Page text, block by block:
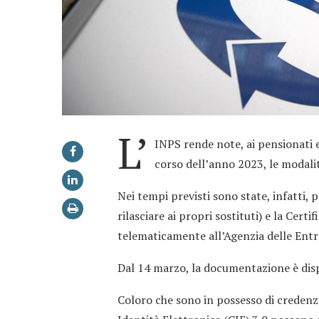
L’ INPS rende note, ai
corso dell’anno 2023, le
Nei tempi previsti sono state, infatti,
rilasciare ai propri sostituti) e la
telematicamente all’Agenzia delle
Dal 14 marzo, la documentazione è
Coloro che sono in possesso di